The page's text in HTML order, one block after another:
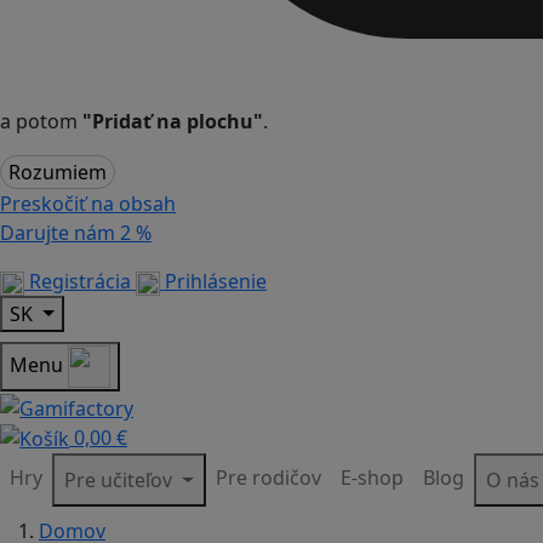
a potom "Pridať na plochu".
Rozumiem
Preskočiť na obsah
Darujte nám 2 %
Registrácia
Prihlásenie
SK
Menu
0,00 €
Hry
Pre učiteľov Pre rodičov E-shop Blog
O nás
Domov